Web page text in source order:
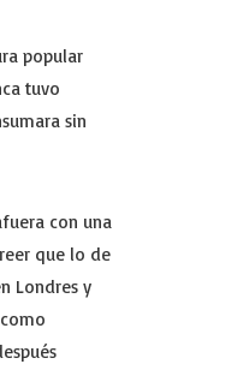
popular
tuvo
sin
con una
que lo de
Londres y